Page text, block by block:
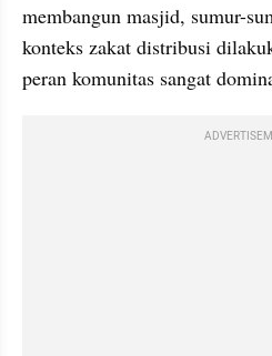
membangun masjid, sumur-
konteks zakat distribusi
peran komunitas sangat